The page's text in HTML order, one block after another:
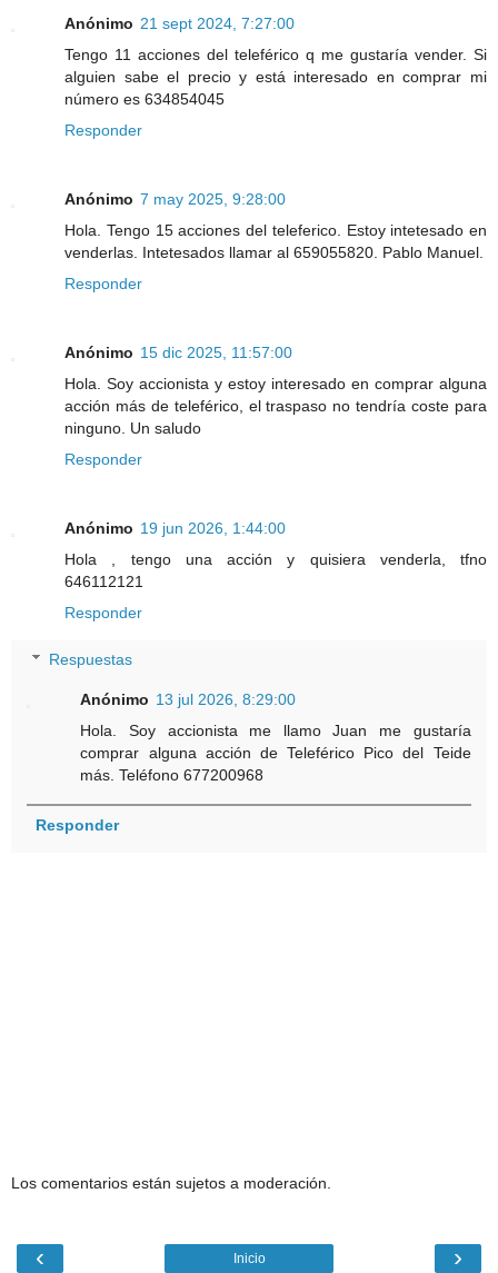
Anónimo 21 sept 2024, 7:27:00
Tengo 11 acciones del teleférico q me gustaría vender. Si
alguien sabe el precio y está interesado en comprar mi
número es 634854045
Responder
Anónimo 7 may 2025, 9:28:00
Hola. Tengo 15 acciones del teleferico. Estoy intetesado en
venderlas. Intetesados llamar al 659055820. Pablo Manuel.
Responder
Anónimo 15 dic 2025, 11:57:00
Hola. Soy accionista y estoy interesado en comprar alguna
acción más de teleférico, el traspaso no tendría coste para
ninguno. Un saludo
Responder
Anónimo 19 jun 2026, 1:44:00
Hola , tengo una acción y quisiera venderla, tfno
646112121
Responder
Respuestas
Anónimo 13 jul 2026, 8:29:00
Hola. Soy accionista me llamo Juan me gustaría
comprar alguna acción de Teleférico Pico del Teide
más. Teléfono 677200968
Responder
Los comentarios están sujetos a moderación.
‹ ›
Inicio